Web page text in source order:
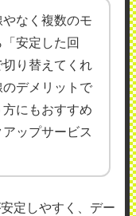
なく複数のモ
安定した回
り替えてくれ
デメリットで
にもおすすめ
ップサービス
定しやすく、デー